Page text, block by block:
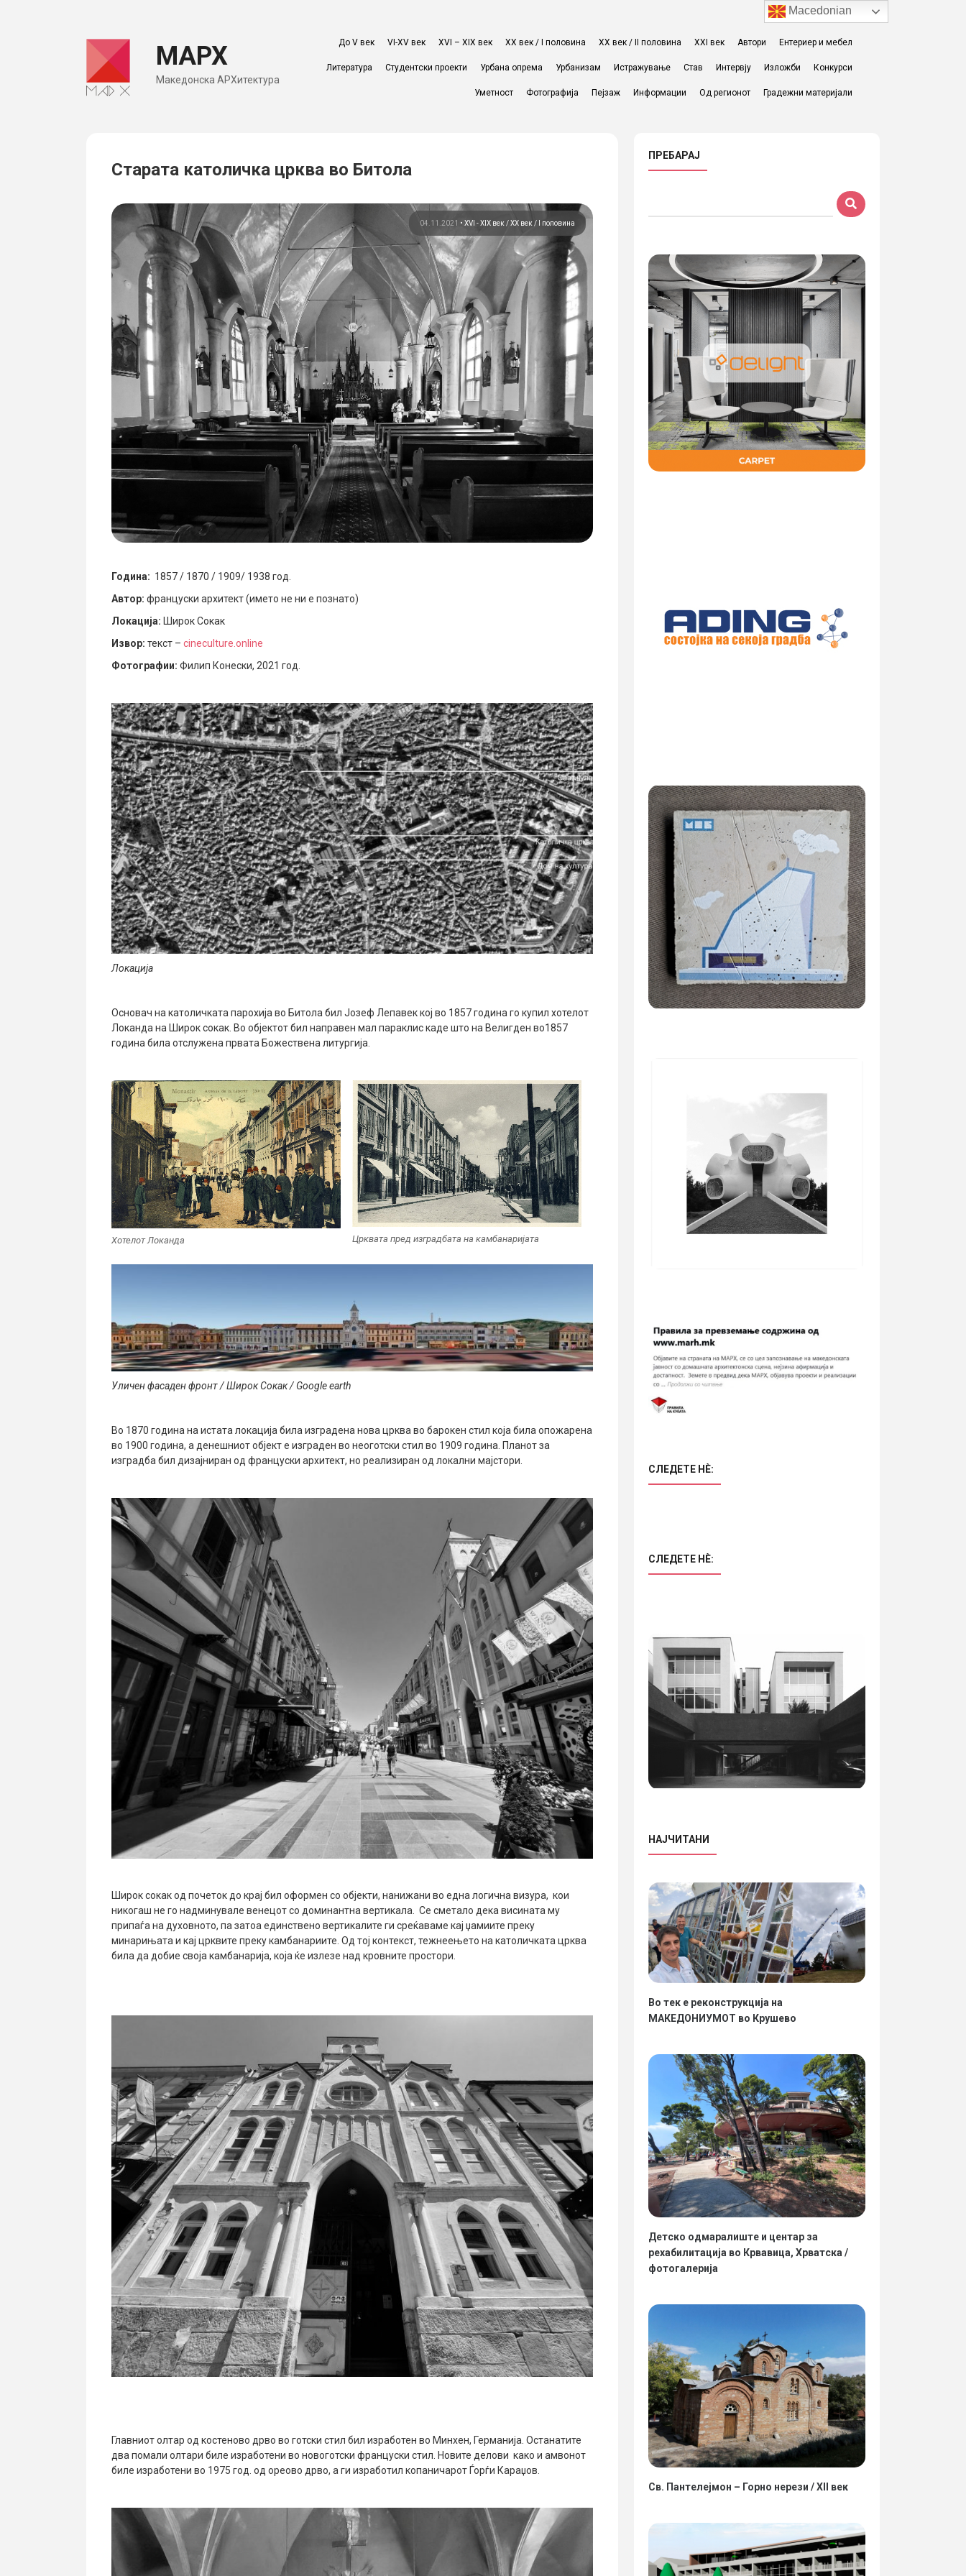
МАРХ
Македонска АРХитектура
До V век VI-XV век XVI – XIX век ХХ век / I половина ХХ век / II половина XXI век Автори Ентериер и мебел
Литература Студентски проекти Урбана опрема Урбанизам Истражување Став Интервју Изложби Конкурси
Уметност Фотографија Пејзаж Информации Од регионот Градежни материјали
Старата католичка црква во Битола
04.11.2021 • XVI - XIX век ХХ век / I половина
Година: 1857 / 1870 / 1909/ 1938 год.
Автор: француски архитект (името не ни е познато)
Локација: Широк Сокак
Извор: текст – cineculture.online
Фотографии: Филип Конески, 2021 год.
Локација
Основач на католичката парохија во Битола бил Јозеф Лепавек кој во 1857 година го купил хотелот
Локанда на Широк сокак. Во објектот бил направен мал параклис каде што на Велигден во1857
година била отслужена првата Божествена литургија.
Хотелот Локанда Црквата пред изградбата на камбанаријата
Уличен фасаден фронт / Широк Сокак / Google earth
Во 1870 година на истата локација била изградена нова црква во барокен стил која била опожарена
во 1900 година, а денешниот објект е изграден во неоготски стил во 1909 година. Планот за
изградба бил дизајниран од француски архитект, но реализиран од локални мајстори.
Широк сокак од почеток до крај бил оформен со објекти, нанижани во една логична визура, кои
никогаш не го надминувале венецот со доминантна вертикала. Се сметало дека висината му
припаѓа на духовното, па затоа единствено вертикалите ги среќаваме кај џамиите преку
минарињата и кај црквите преку камбанариите. Од тој контекст, тежнеењето на католичката црква
била да добие своја камбанарија, која ќе излезе над кровните простори.
Главниот олтар од костеново дрво во готски стил бил изработен во Минхен, Германија. Останатите
два помали олтари биле изработени во новоготски француски стил. Новите делови како и амвонот
биле изработени во 1975 год. од ореово дрво, а ги изработил копаничарот Ѓорѓи Караџов.
ПРЕБАРАЈ
СЛЕДЕТЕ НÈ:
СЛЕДЕТЕ НÈ:
НАЈЧИТАНИ
Во тек е реконструкција на
МАКЕДОНИУМОТ во Крушево
Детско одмаралиште и центар за
рехабилитација во Крвавица, Хрватска /
фотогалерија
Св. Пантелејмон – Горно нерези / XII век
Macedonian